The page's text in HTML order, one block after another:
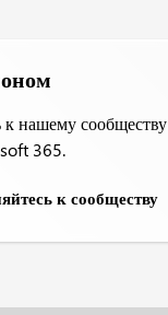
нашему сообществу
365.
к сообществу